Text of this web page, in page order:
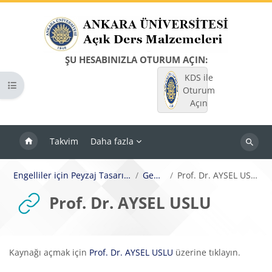
ŞU HESABINIZLA OTURUM AÇIN:
KDS ile
Oturum
Açın
Takvim Daha fazla
Dersleri
Kurs dizinini aç
Engelliler için Peyzaj Tasarımı Genel Prof. Dr. AYSEL USLU
Prof. Dr. AYSEL USLU
Tamamlama Gereklilikleri
Kaynağı açmak için Prof. Dr. AYSEL USLU üzerine tıklayın.